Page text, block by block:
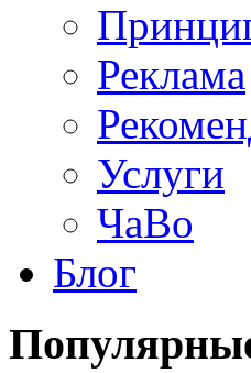
Реклама
Услуги
ЧаВо
Блог